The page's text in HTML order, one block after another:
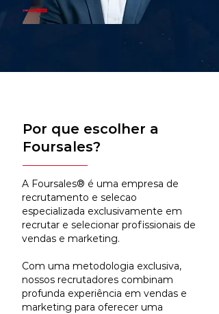
Por que escolher a
Foursales?
A Foursales® é uma empresa de
recrutamento e selecao
especializada exclusivamente em
recrutar e selecionar profissionais de
vendas e marketing.
Com uma metodologia exclusiva,
nossos recrutadores combinam
profunda experiência em vendas e
marketing para oferecer uma